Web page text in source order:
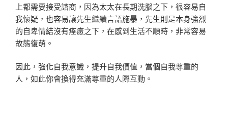
上都需要接受諮商，因為太太在長期洗腦之下，很容易自
我懷疑，也容易讓先生繼續言語施暴，先生則是本身強烈
的自卑情結沒有痊癒之下，在感到生活不順時，非常容易
故態復萌。
因此，強化自我意識，提升自我價值，當個自我尊重的
人，如此你會換得充滿尊重的人際互動。